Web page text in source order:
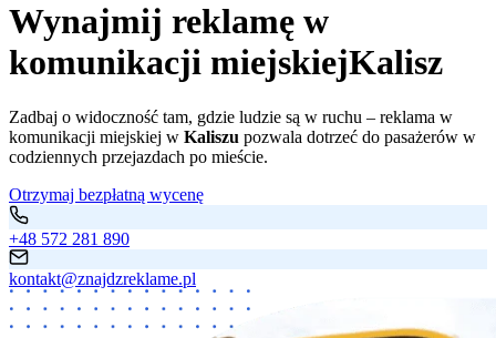
Wynajmij reklamę w
komunikacji miejskiejKalisz
Zadbaj o widoczność tam, gdzie ludzie są w ruchu – reklama w
komunikacji miejskiej w Kaliszu pozwala dotrzeć do pasażerów w
codziennych przejazdach po mieście.
Otrzymaj bezpłatną wycenę
+48 572 281 890
kontakt@znajdzreklame.pl